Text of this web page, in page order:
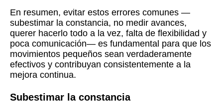
En resumen, evitar estos errores comunes —
subestimar la constancia, no medir avances,
querer hacerlo todo a la vez, falta de flexibilidad y
poca comunicación— es fundamental para que los
movimientos pequeños sean verdaderamente
efectivos y contribuyan consistentemente a la
mejora continua.
Subestimar la constancia